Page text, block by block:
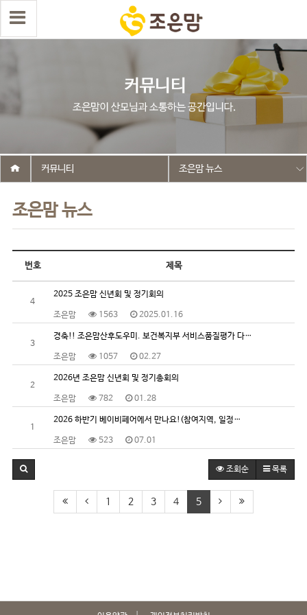
조은맘 뉴스
커뮤니티 조은맘 뉴스
번호 제목
4
2025 조은맘 신년회 및 정기회의
조은맘 1563 2025.01.16
3
경축!! 조은맘산후도우미. 보건복지부 서비스품질평가 다…
조은맘 1057 02.27
2
2026년 조은맘 신년회 및 정기총회의
조은맘 782 01.28
1
2026 하반기 베이비페어에서 만나요!(참여지역, 일정…
조은맘 523 07.01
조회순 목록
1 2 3 4 5